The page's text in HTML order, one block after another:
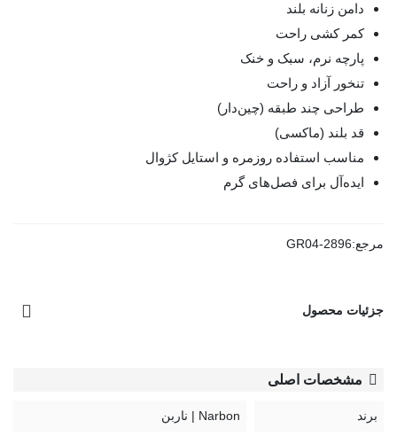
دامن زنانه بلند
کمر کشی راحت
پارچه نرم، سبک و خنک
تنخور آزاد و راحت
طراحی چند طبقه (چین‌دار)
قد بلند (ماکسی)
مناسب استفاده روزمره و استایل کژوال
ایده‌آل برای فصل‌های گرم
مرجع:GR04-2896
جزئیات محصول
مشخصات اصلی
برند Narbon | ناربن